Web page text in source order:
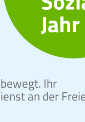
Ihr
an der